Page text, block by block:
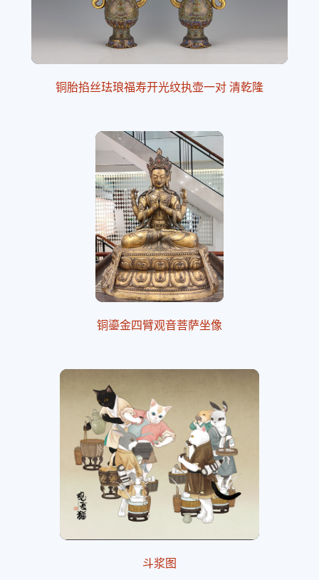
铜胎掐丝珐琅福寿开光纹执壶一对 清乾隆
铜鎏金四臂观音菩萨坐像
斗浆图